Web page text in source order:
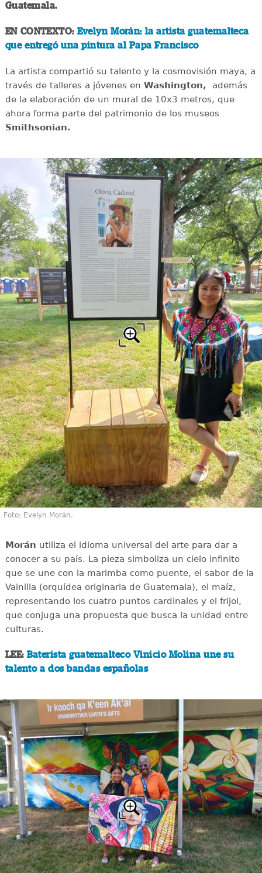
Guatemala.
EN CONTEXTO: Evelyn Morán: la artista guatemalteca
que entregó una pintura al Papa Francisco
La artista compartió su talento y la cosmovisión maya, a
través de talleres a jóvenes en Washington,
además
de la elaboración de un mural de 10x3 metros, que
ahora forma parte del patrimonio de los museos
Smithsonian.
Foto: Evelyn Morán.
Morán utiliza el idioma universal del arte para dar a
conocer a su país. La pieza simboliza un cielo infinito
que se une con la marimba como puente, el sabor de la
Vainilla (orquídea originaria de Guatemala), el maíz,
representando los cuatro puntos cardinales y el frijol,
que conjuga una propuesta que busca la unidad entre
culturas.
LEE: Baterista guatemalteco Vinicio Molina une su
talento a dos bandas españolas